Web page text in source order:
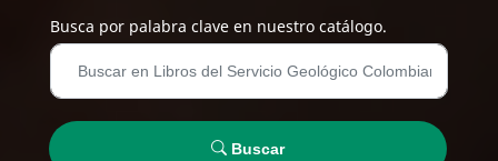
Busca por palabra clave en nuestro catálogo.
Buscar